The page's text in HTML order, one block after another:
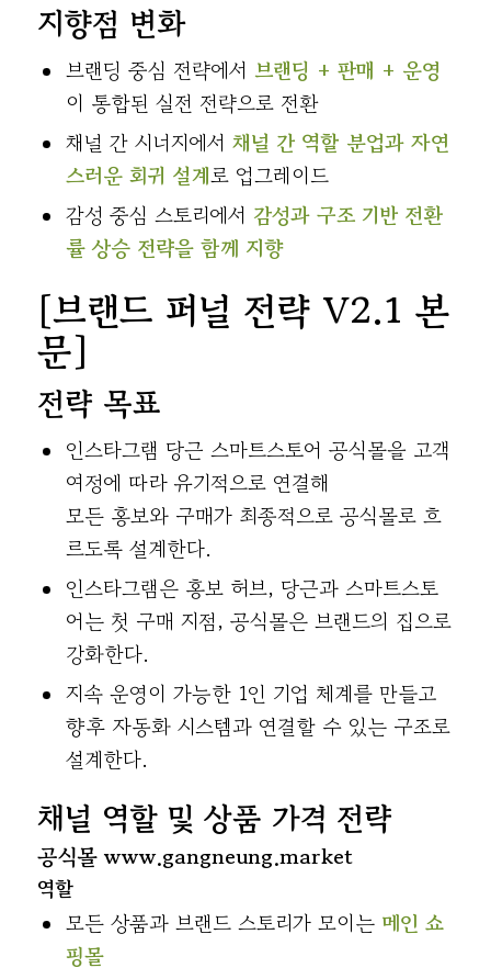
지향점 변화
브랜딩 중심 전략에서 브랜딩 + 판매 + 운영
이 통합된 실전 전략으로 전환
채널 간 시너지에서 채널 간 역할 분업과 자연
스러운 회귀 설계로 업그레이드
감성 중심 스토리에서 감성과 구조 기반 전환
률 상승 전략을 함께 지향
[브랜드 퍼널 전략 V2.1 본
문]
전략 목표
인스타그램 당근 스마트스토어 공식몰을 고객
여정에 따라 유기적으로 연결해
모든 홍보와 구매가 최종적으로 공식몰로 흐
르도록 설계한다.
인스타그램은 홍보 허브, 당근과 스마트스토
어는 첫 구매 지점, 공식몰은 브랜드의 집으로
강화한다.
지속 운영이 가능한 1인 기업 체계를 만들고
향후 자동화 시스템과 연결할 수 있는 구조로
설계한다.
채널 역할 및 상품 가격 전략
공식몰 www.gangneung.market
역할
모든 상품과 브랜드 스토리가 모이는 메인 쇼
핑몰